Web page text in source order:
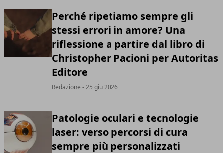
Perché ripetiamo sempre gli
stessi errori in amore? Una
riflessione a partire dal libro di
Christopher Pacioni per Autoritas
Editore
Redazione - 25 giu 2026
Patologie oculari e tecnologie
laser: verso percorsi di cura
sempre più personalizzati